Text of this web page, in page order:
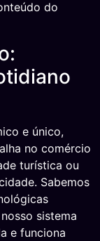
do
e único,
no comércio
turística ou
Sabemos
sistema
e funciona